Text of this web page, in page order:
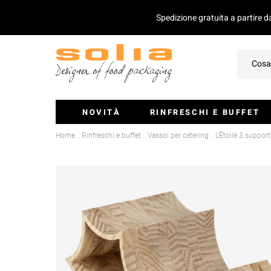
Spedizione gratuita a partire
NOVITÀ RINFRESCHI E BUFFET
Ciotoline E Monoporzioni
Coperchio Per Vassoi
Insalatiere
Stecchini E Mini-Posate
Home Rinfreschi e buffet Vassoi per catering L'Étoilé 3